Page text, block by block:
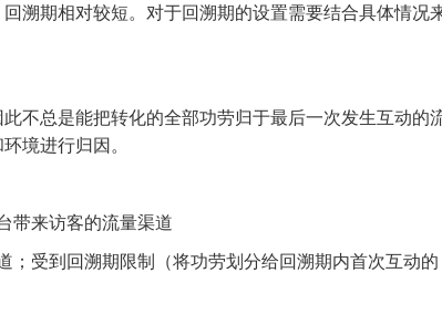
溯期相对较短。对于回溯期的设置需要结合具体情况
不总是能把转化的全部功劳归于最后一次发生互动的
境进行归因。
带来访客的流量渠道
；受到回溯期限制（将功劳划分给回溯期内首次互动的